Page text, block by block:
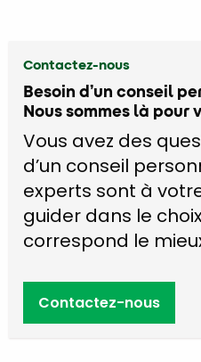
Contactez-nous
Besoin d’un conseil
Nous sommes là pour
Vous avez des
d’un conseil
experts sont à
guider dans le
correspond le
Contactez-nous